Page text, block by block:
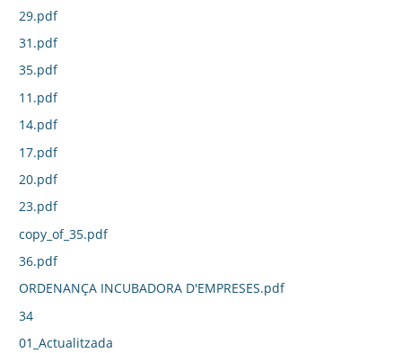
29.pdf
31.pdf
35.pdf
11.pdf
14.pdf
17.pdf
20.pdf
23.pdf
copy_of_35.pdf
36.pdf
ORDENANÇA INCUBADORA D'EMPRESES.pdf
34
01_Actualitzada